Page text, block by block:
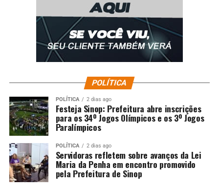
POLÍTICA
POLÍTICA 2 dias ago
Festeja Sinop: Prefeitura abre inscrições
para os 34º Jogos Olímpicos e os 3º Jogos
Paralímpicos
POLÍTICA 2 dias ago
Servidoras refletem sobre avanços da Lei
Maria da Penha em encontro promovido
pela Prefeitura de Sinop